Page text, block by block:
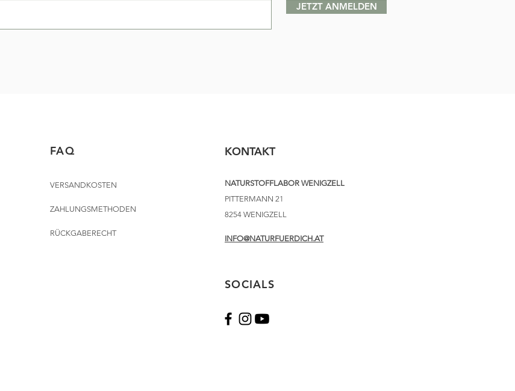
JETZT ANMELDEN
FAQ
VERSANDKOSTEN
ZAHLUNGSMETHODEN
RÜCKGABERECHT
KONTAKT
NATURSTOFFLABOR WENIGZELL
PITTERMANN 21
8254 WENIGZELL
INFO@NATURFUERDICH.AT
SOCIALS